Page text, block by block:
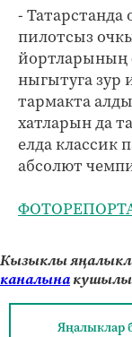
- Татарстанда
пилотсыз
йортларының
ныгытуга зур
тармакта
хатларын да
елда классик
абсолют
Кызыклы
каналына
Яңалыклар